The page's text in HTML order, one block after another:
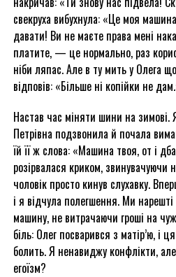
свекруха вибухнула: «Це моя
давати! Ви не маєте права мені
платите, — це нормально, раз
ніби ляпас. Але в ту мить у Олега
відповів: «Більше ні копійки не
Настав час міняти шини на зимові.
Петрівна подзвонила й почала
їй її ж слова: «Машина твоя, от і
розірвалася криком, звинувачуючи
чоловік просто кинув слухавку.
і я відчула полегшення. Ми
машину, не витрачаючи гроші на
біль: Олег посварився з матір’ю, і
болить. Я ненавиджу конфлікти,
егоїзм?